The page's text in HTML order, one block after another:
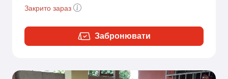
Закрито зараз
Забронювати